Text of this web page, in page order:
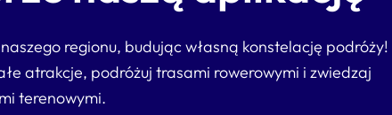
regionu, budując własną konstelację podróży!
atrakcje, podróżuj trasami rowerowymi i zwiedzaj
terenowymi.